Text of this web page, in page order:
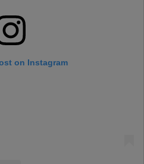
on Instagram